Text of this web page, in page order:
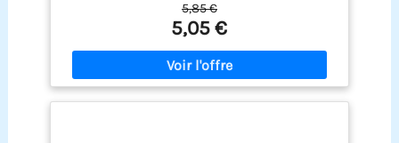
bénéfique sur le système veineux Les feuilles de
vigne rouge aident à retrouver une sensation de
jambes légères Le Cassis, également appelé
â€œGroseillier noirâ€ , est un arbrisseau
originaire dâ€Europe du Nord. Inconnu avant le
XIIème siècle, il est aujourdâ€hui considéré par
5,85 €
5,05 €